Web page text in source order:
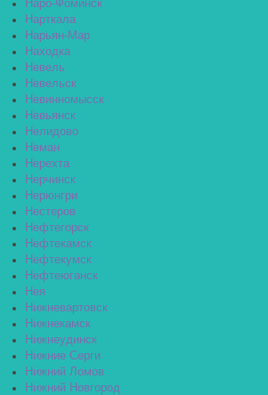
Наро-Фоминск
Нарткала
Нарьян-Мар
Находка
Невель
Невельск
Невинномысск
Невьянск
Нелидово
Неман
Нерехта
Нерчинск
Нерюнгри
Нестеров
Нефтегорск
Нефтекамск
Нефтекумск
Нефтеюганск
Нея
Нижневартовск
Нижнекамск
Нижнеудинск
Нижние Серги
Нижний Ломов
Нижний Новгород